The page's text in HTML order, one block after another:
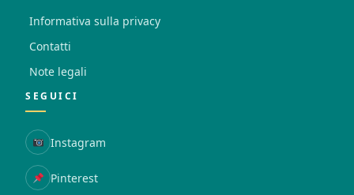
Informativa sulla privacy
Contatti
Note legali
SEGUICI
Instagram
Pinterest